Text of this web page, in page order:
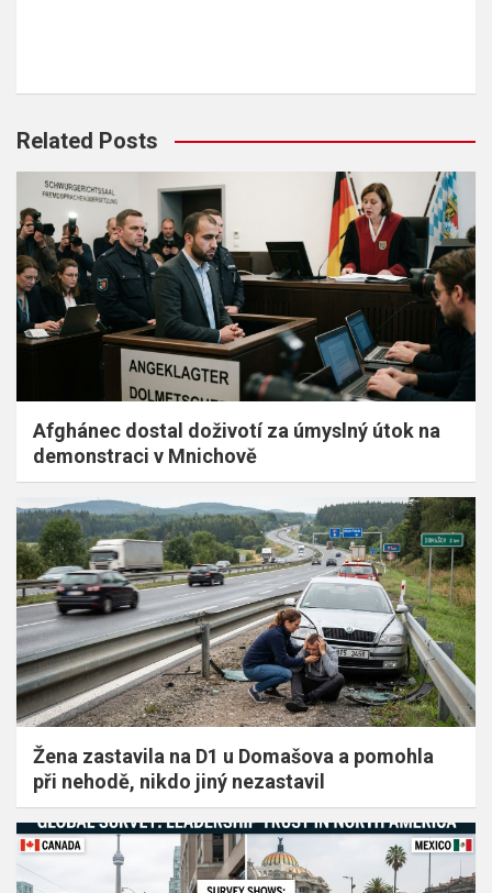
Related Posts
Afghánec dostal doživotí za úmyslný útok na
demonstraci v Mnichově
Žena zastavila na D1 u Domašova a pomohla
při nehodě, nikdo jiný nezastavil